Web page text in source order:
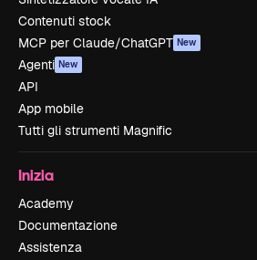
Contenuti stock
MCP per Claude/ChatGPT New
Agenti New
API
App mobile
Tutti gli strumenti Magnific
Inizia
Academy
Documentazione
Assistenza